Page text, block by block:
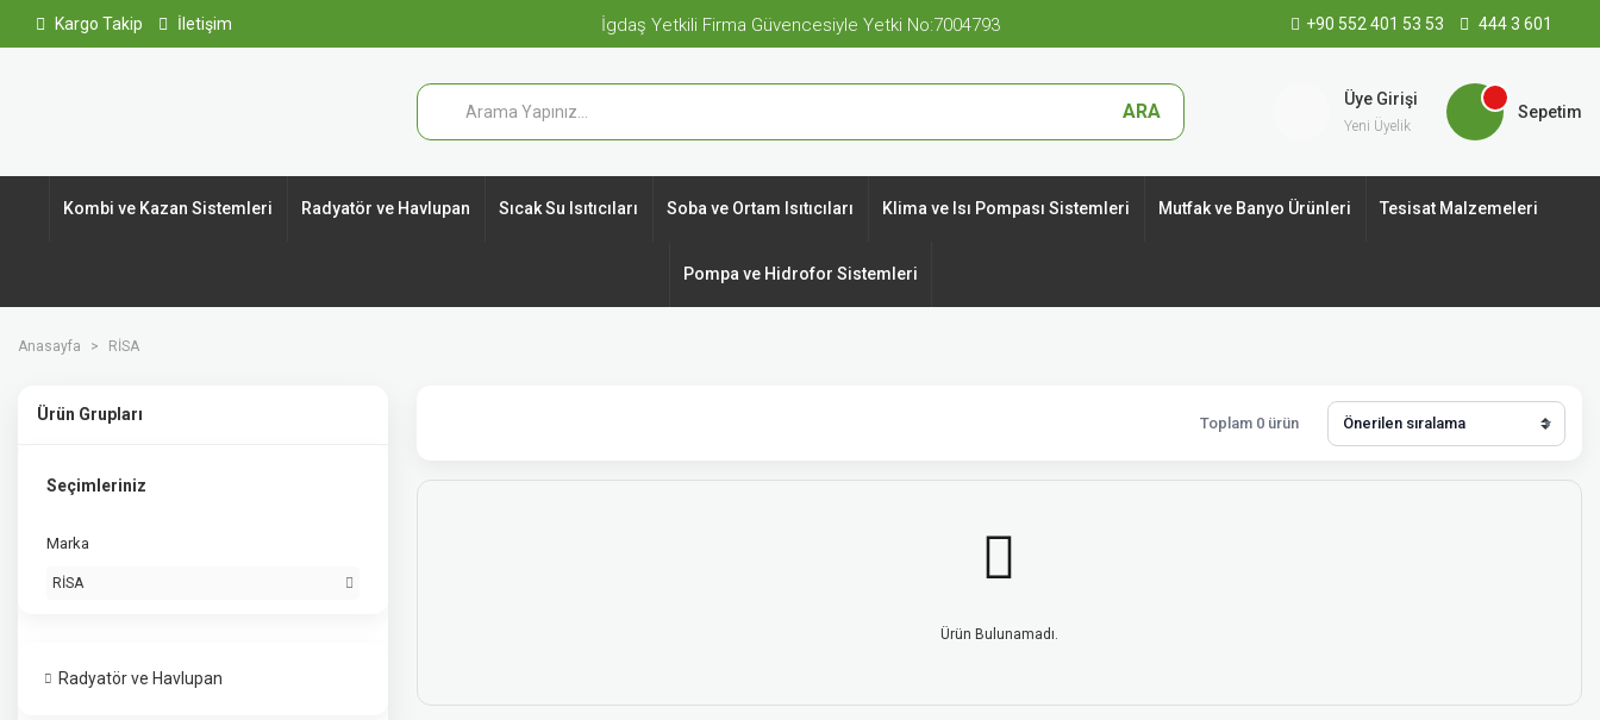
Kargo Takip İletişim İgdaş Yetkili Firma Güvencesiyle Yetki No:7004793 +90 552 401 53 53 444 3 601
ARA
Üye Girişi
Yeni Üyelik
Sepetim
Kombi ve Kazan Sistemleri Radyatör ve Havlupan Sıcak Su Isıtıcıları Soba ve Ortam Isıtıcıları Klima ve Isı Pompası Sistemleri Mutfak ve Banyo Ürünleri Tesisat Malzemeleri
Pompa ve Hidrofor Sistemleri
Anasayfa RİSA
Ürün Grupları
Seçimleriniz
Marka
RİSA
Radyatör ve Havlupan
Toplam 0 ürün
Ürün Bulunamadı.